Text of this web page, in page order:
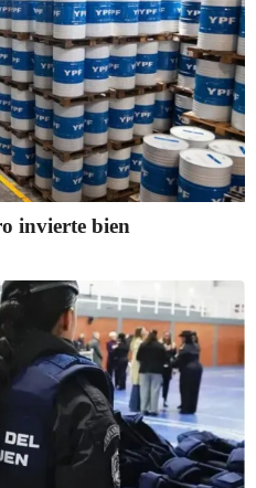
invierte bien